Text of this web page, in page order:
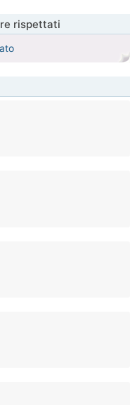
rispettati